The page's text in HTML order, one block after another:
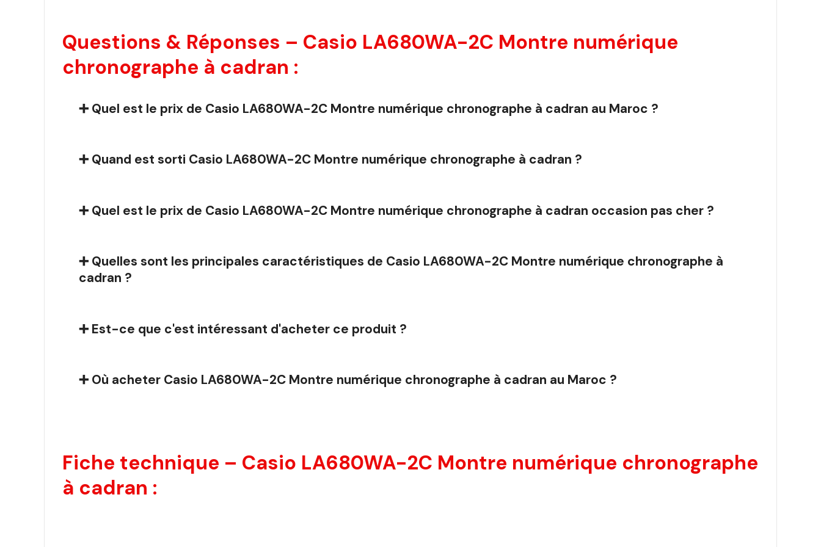
Questions & Réponses – Casio LA680WA-2C Montre numérique
chronographe à cadran :
➕ Quel est le prix de Casio LA680WA-2C Montre numérique chronographe à cadran au Maroc ?
➕ Quand est sorti Casio LA680WA-2C Montre numérique chronographe à cadran ?
➕ Quel est le prix de Casio LA680WA-2C Montre numérique chronographe à cadran occasion pas cher ?
➕ Quelles sont les principales caractéristiques de Casio LA680WA-2C Montre numérique chronographe à
cadran ?
➕ Est-ce que c'est intéressant d'acheter ce produit ?
➕ Où acheter Casio LA680WA-2C Montre numérique chronographe à cadran au Maroc ?
Fiche technique – Casio LA680WA-2C Montre numérique chronographe
à cadran :